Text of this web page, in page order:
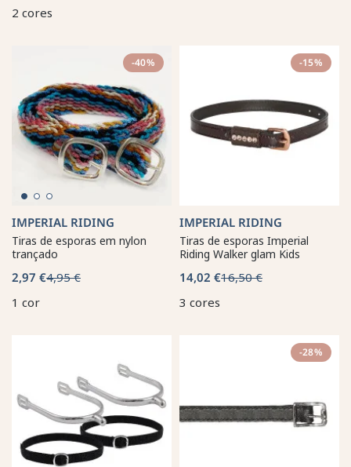
2 cores
-40%
IMPERIAL RIDING
Tiras de esporas em nylon
trançado
2,97 €4,95 €
1 cor
-15%
IMPERIAL RIDING
Tiras de esporas Imperial
Riding Walker glam Kids
14,02 €16,50 €
3 cores
-28%